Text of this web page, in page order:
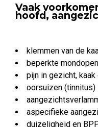
Vaak
hoofd,
klemmen van de
beperkte
pijn in gezicht,
oorsuizen (tinnitus)
aspecifieke
duizeligheid en